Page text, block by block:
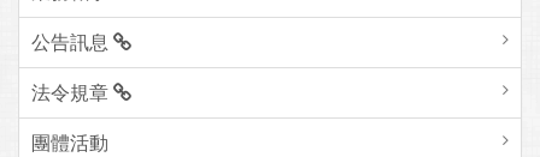
公告訊息
法令規章
團體活動